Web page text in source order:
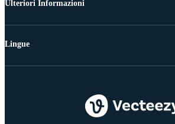
Ulteriori Informazioni
Lingue